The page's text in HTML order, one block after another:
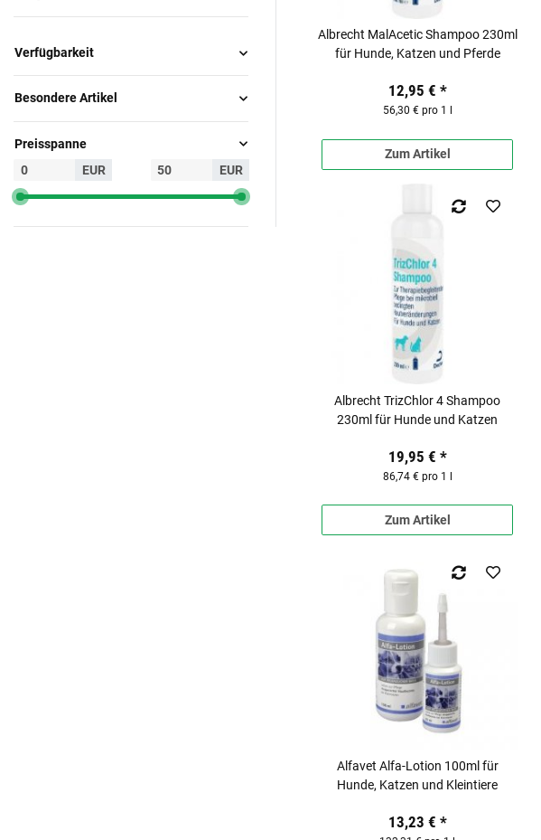
Albrecht MalAcetic Shampoo 230ml
für Hunde, Katzen und Pferde
12,95 € *
56,30 € pro 1 l
Zum Artikel
Albrecht TrizChlor 4 Shampoo
230ml für Hunde und Katzen
19,95 € *
86,74 € pro 1 l
Zum Artikel
Alfavet Alfa-Lotion 100ml für
Hunde, Katzen und Kleintiere
13,23 € *
Verfügbarkeit
Besondere Artikel
Preisspanne
EUR
EUR